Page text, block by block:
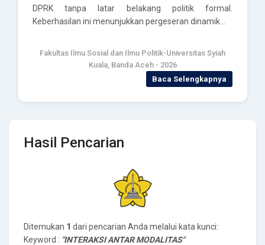
DPRK tanpa latar belakang politik formal.
Keberhasilan ini menunjukkan pergeseran dinamik…
Fakultas Ilmu Sosial dan Ilmu Politik-Universitas Syiah
Kuala, Banda Aceh - 2026
Baca Selengkapnya
Hasil Pencarian
Ditemukan 1 dari pencarian Anda melalui kata kunci:
Keyword : "INTERAKSI ANTAR MODALITAS"